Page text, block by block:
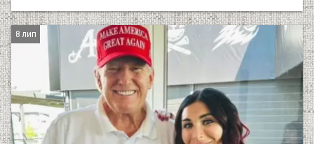
8 лип